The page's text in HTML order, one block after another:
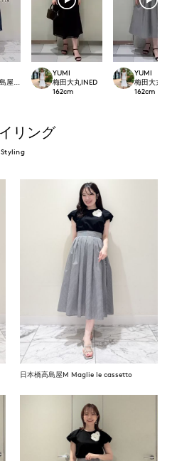
屋M Maglie le cassetto
YUMI
梅田大丸INED
162cm
YUMI
梅田大丸
162cm
リング
Styling
日本橋高島屋M Maglie le cassetto